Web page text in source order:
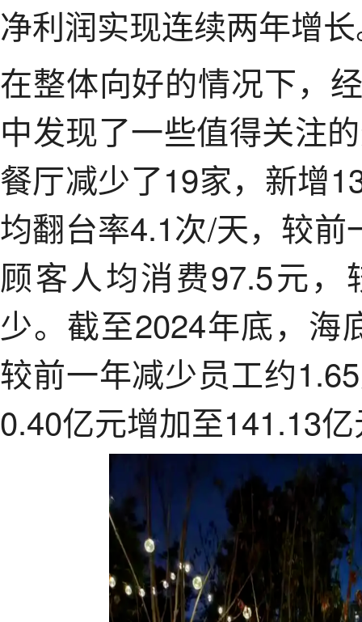
净利润实现连续两年增
在整体向好的情况下，
中发现了一些值得关注
餐厅减少了19家，新增
均翻台率4.1次/天，较
顾客人均消费97.5元
少。截至2024年底，海
较前一年减少员工约
0.40亿元增加至141.13